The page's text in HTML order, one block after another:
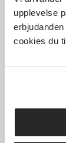
upplevelse
cookies du
Läs